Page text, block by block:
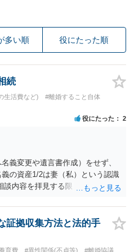
多い順 役にたった順
続
生活費など)
#離婚すること自体
役にたった 2
義変更や遺言書作成）をせず、
の資産1/2は妻（私）という認識
内容を拝見する限りでは、その
対して自宅の評価額の１/２の代
証拠収集方法と法的手
育費 #異性関係(不貞等) #離婚協議